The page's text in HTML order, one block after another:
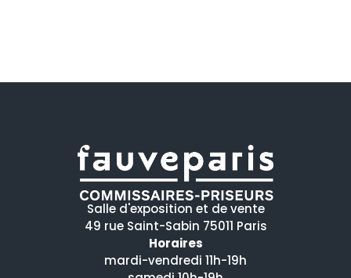
Salle d'exposition et de vente
49 rue Saint-Sabin 75011 Paris
Horaires
mardi-vendredi 11h-19h